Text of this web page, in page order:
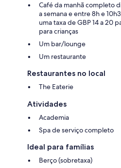
Café da manhã completo
a semana e entre 8h e
uma taxa de GBP 14 a 20
para crianças
Um bar/lounge
Um restaurante
Restaurantes no local
The Eaterie
Atividades
Academia
Spa de serviço completo
Ideal para famílias
Berço (sobretaxa)